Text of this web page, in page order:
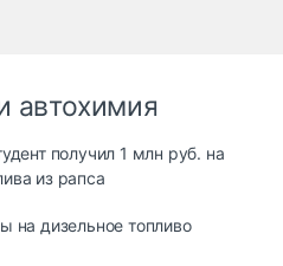
автохимия
получил 1 млн руб. на
из рапса
на дизельное топливо